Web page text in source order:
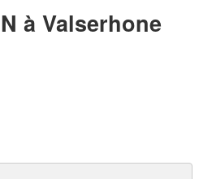
à Valserhone